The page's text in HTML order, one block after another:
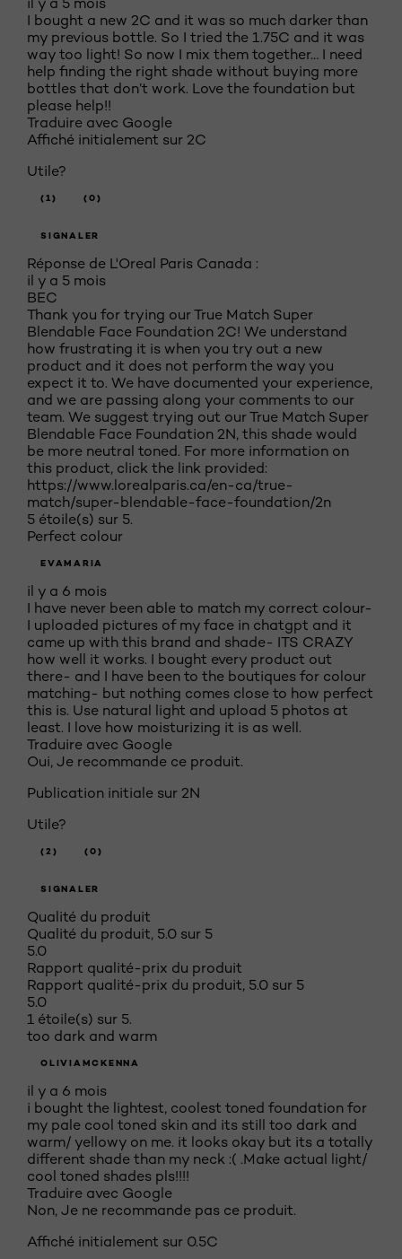
I bought a new 2C and it was so much darker than
my previous bottle. So I tried the 1.75C and it was
way too light! So now I mix them together… I need
help finding the right shade without buying more
bottles that don’t work. Love the foundation but
please help!!
Traduire avec Google
Affiché initialement sur 2C
Utile?
(1) (0)
SIGNALER
Réponse de L'Oreal Paris Canada :
il y a 5 mois
BEC
Thank you for trying our True Match Super
Blendable Face Foundation 2C! We understand
how frustrating it is when you try out a new
product and it does not perform the way you
expect it to. We have documented your experience,
and we are passing along your comments to our
team. We suggest trying out our True Match Super
Blendable Face Foundation 2N, this shade would
be more neutral toned. For more information on
this product, click the link provided:
https://www.lorealparis.ca/en-ca/true-
match/super-blendable-face-foundation/2n
5 étoile(s) sur 5.
Perfect colour
EVAMARIA
il y a 6 mois
I have never been able to match my correct colour-
I uploaded pictures of my face in chatgpt and it
came up with this brand and shade- ITS CRAZY
how well it works. I bought every product out
there- and I have been to the boutiques for colour
matching- but nothing comes close to how perfect
this is. Use natural light and upload 5 photos at
least. I love how moisturizing it is as well.
Traduire avec Google
Oui, Je recommande ce produit.
Publication initiale sur 2N
Utile?
(2) (0)
SIGNALER
Qualité du produit
Qualité du produit, 5.0 sur 5
5.0
Rapport qualité-prix du produit
Rapport qualité-prix du produit, 5.0 sur 5
5.0
1 étoile(s) sur 5.
too dark and warm
OLIVIAMCKENNA
il y a 6 mois
i bought the lightest, coolest toned foundation for
my pale cool toned skin and its still too dark and
warm/ yellowy on me. it looks okay but its a totally
different shade than my neck :( .Make actual light/
cool toned shades pls!!!!
Traduire avec Google
Non, Je ne recommande pas ce produit.
Affiché initialement sur 0.5C